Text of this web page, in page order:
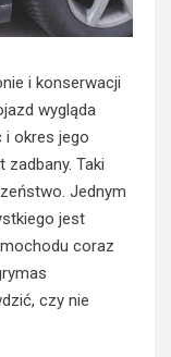
i konserwacji
wygląda
i okres jego
zadbany. Taki
Jednym
jest
coraz
czy nie